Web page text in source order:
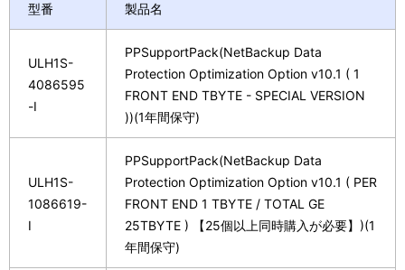
型番 製品名
ULH1S-
4086595
-I
PPSupportPack(NetBackup Data
Protection Optimization Option v10.1 ( 1
FRONT END TBYTE - SPECIAL VERSION
))(1年間保守)
ULH1S-
1086619-
I
PPSupportPack(NetBackup Data
Protection Optimization Option v10.1 ( PER
FRONT END 1 TBYTE / TOTAL GE
25TBYTE ) 【25個以上同時購入が必要】)(1
年間保守)